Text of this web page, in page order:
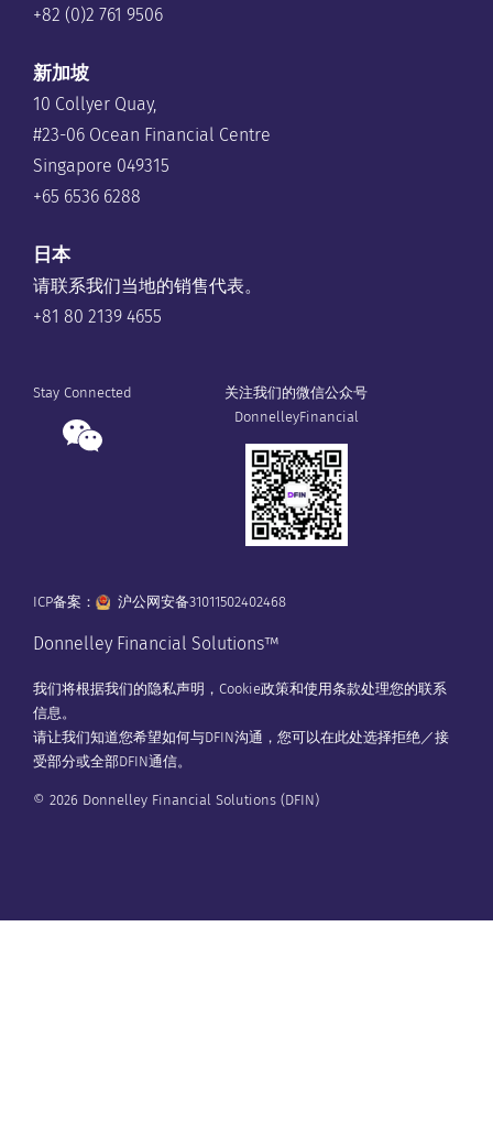
+82 (0)2 761 9506
新加坡
10 Collyer Quay,
#23-06 Ocean Financial Centre
Singapore 049315
+65 6536 6288
日本
请联系我们当地的销售代表。
+81 80 2139 4655
Stay Connected
关注我们的微信公众号
DonnelleyFinancial
ICP备案： 沪公网安备31011502402468
Donnelley Financial Solutions™
我们将根据我们的隐私声明 ， Cookie政策和使用条款处理您的联系
信息。
请让我们知道您希望如何与DFIN沟通，您可以在此处选择拒绝／接
受部分或全部DFIN通信。
© 2026 Donnelley Financial Solutions (DFIN)